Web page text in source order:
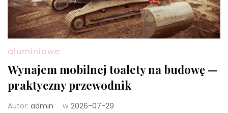
aluminiowe
Wynajem mobilnej toalety na budowę —
praktyczny przewodnik
Autor: admin w 2026-07-29